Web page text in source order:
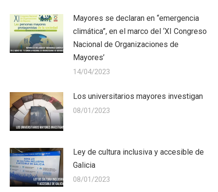
Mayores se declaran en “emergencia
climática”, en el marco del ‘XI Congreso
Nacional de Organizaciones de
Mayores’
14/04/2023
Los universitarios mayores investigan
08/01/2023
Ley de cultura inclusiva y accesible de
Galicia
08/01/2023